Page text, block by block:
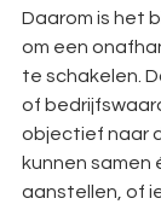
Daarom is het
om een
te schakelen.
of
objectief naar
kunnen samen
aanstellen, of